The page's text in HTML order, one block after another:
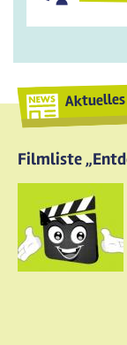
Aktuelles
Filmliste